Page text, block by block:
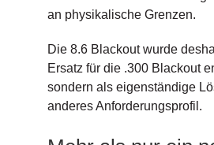
an physikalische Grenzen.
Die 8.6 Blackout wurde
Ersatz für die .300 Blackout
sondern als eigenständige
anderes Anforderungsprofil.